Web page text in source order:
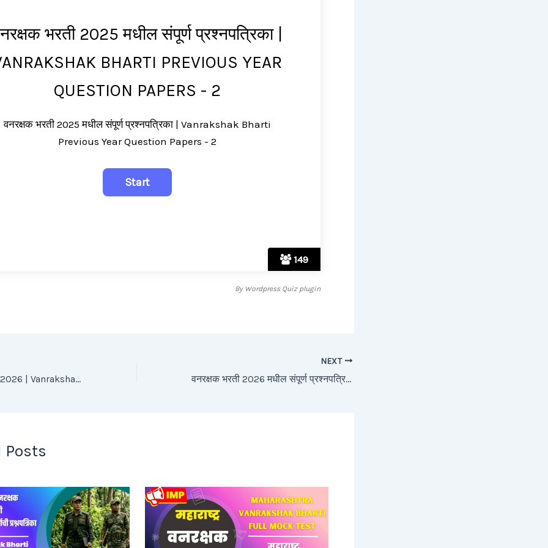
149
भरती 2025 मधील संपूर्ण प्रश्नपत्रिका |
BHARTI PREVIOUS YEAR
QUESTION PAPERS - 2
वनरक्षक भरती 2025 मधील संपूर्ण प्रश्नपत्रिका | Vanrakshak Bharti
Previous Year Question Papers - 2
By Wordpress Quiz plugin
वनरक्षक प्रश्नपत्रिका 2026 | Vanrakshak Bharti Question Papers Questions And Answers – 1
NEXT
वनरक्षक भरती 2026 मधील संपूर्ण प्रश्नपत्रिका | Vanrakshak Bharti Previous Year Question Papers – 3
Posts